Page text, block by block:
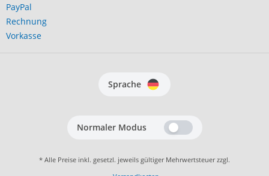
PayPal
Rechnung
Vorkasse
Sprache
Normaler Modus
* Alle Preise inkl. gesetzl. jeweils gültiger Mehrwertsteuer zzgl.